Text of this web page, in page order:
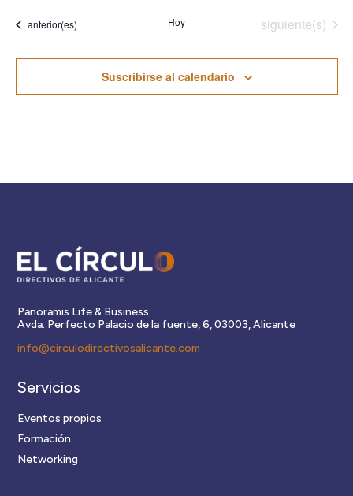
Eventos
anterior(es) Hoy Eventos
siguiente(s)
Suscribirse al calendario
Panoramis Life & Business
Avda. Perfecto Palacio de la fuente, 6, 03003, Alicante
info@circulodirectivosalicante.com
Servicios
Eventos propios
Formación
Networking